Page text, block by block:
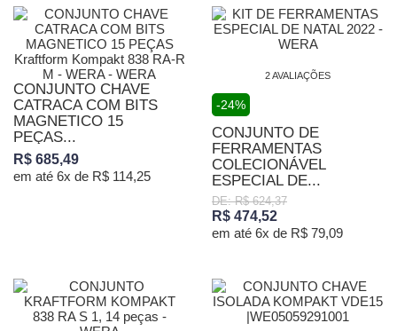
CONJUNTO CHAVE
CATRACA COM BITS
MAGNETICO 15
PEÇAS...
R$ 685,49
em até 6x de R$ 114,25
2 AVALIAÇÕES
-24%
CONJUNTO DE
FERRAMENTAS
COLECIONÁVEL
ESPECIAL DE...
DE: R$ 624,37
R$ 474,52
em até 6x de R$ 79,09